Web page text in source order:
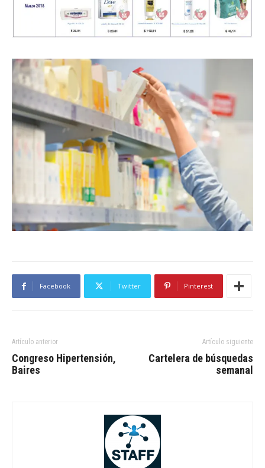
Facebook Twitter Pinterest
Artículo anterior
Congreso Hipertensión,
Baires
Artículo siguiente
Cartelera de búsquedas
semanal